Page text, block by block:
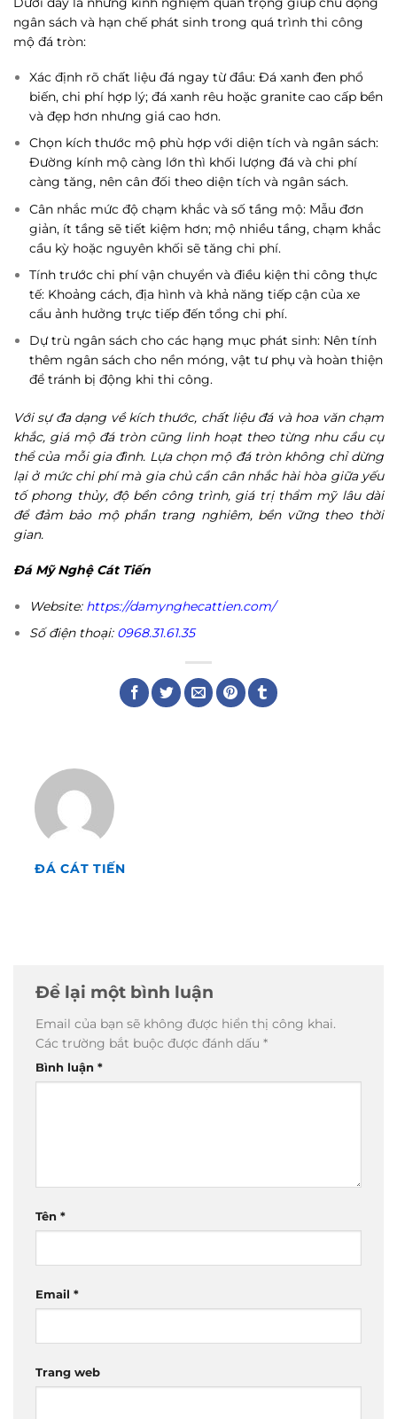
ngân sách và hạn chế phát sinh trong quá trình thi công
mộ đá tròn:
Xác định rõ chất liệu đá ngay từ đầu: Đá xanh đen phổ
biến, chi phí hợp lý; đá xanh rêu hoặc granite cao cấp bền
và đẹp hơn nhưng giá cao hơn.
Chọn kích thước mộ phù hợp với diện tích và ngân sách:
Đường kính mộ càng lớn thì khối lượng đá và chi phí
càng tăng, nên cân đối theo diện tích và ngân sách.
Cân nhắc mức độ chạm khắc và số tầng mộ: Mẫu đơn
giản, ít tầng sẽ tiết kiệm hơn; mộ nhiều tầng, chạm khắc
cầu kỳ hoặc nguyên khối sẽ tăng chi phí.
Tính trước chi phí vận chuyển và điều kiện thi công thực
tế: Khoảng cách, địa hình và khả năng tiếp cận của xe
cẩu ảnh hưởng trực tiếp đến tổng chi phí.
Dự trù ngân sách cho các hạng mục phát sinh: Nên tính
thêm ngân sách cho nền móng, vật tư phụ và hoàn thiện
để tránh bị động khi thi công.
Với sự đa dạng về kích thước, chất liệu đá và hoa văn chạm
khắc, giá mộ đá tròn cũng linh hoạt theo từng nhu cầu cụ
thể của mỗi gia đình. Lựa chọn mộ đá tròn không chỉ dừng
lại ở mức chi phí mà gia chủ cần cân nhắc hài hòa giữa yếu
tố phong thủy, độ bền công trình, giá trị thẩm mỹ lâu dài
để đảm bảo mộ phần trang nghiêm, bền vững theo thời
gian.
Đá Mỹ Nghệ Cát Tiến
Website: https://damynghecattien.com/
Số điện thoại: 0968.31.61.35
ĐÁ CÁT TIẾN
Để lại một bình luận
Email của bạn sẽ không được hiển thị công khai.
Các trường bắt buộc được đánh dấu *
Bình luận *
Tên *
Email *
Trang web